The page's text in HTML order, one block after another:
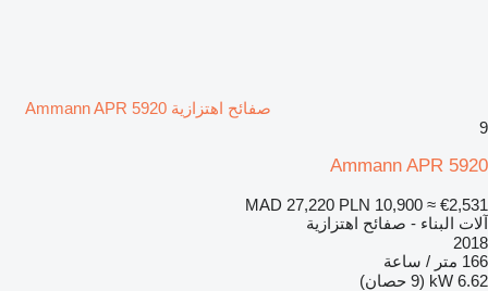
صفائح اهتزازية Ammann APR 5920
9
Ammann APR 5920
MAD 27,220 PLN 10,900 ≈ €2,531
آلات البناء - صفائح اهتزازية
2018
166 متر / ساعة
6.62 kW (9 حصان)